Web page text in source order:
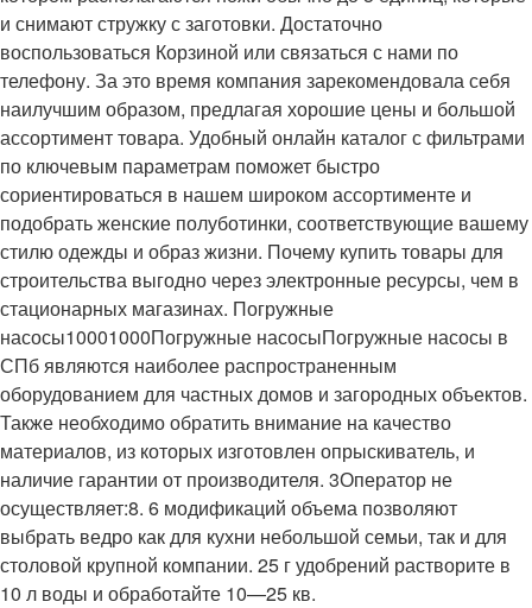
и снимают стружку с заготовки. Достаточно
воспользоваться Корзиной или связаться с нами по
телефону. За это время компания зарекомендовала себя
наилучшим образом, предлагая хорошие цены и большой
ассортимент товара. Удобный онлайн каталог с фильтрами
по ключевым параметрам поможет быстро
сориентироваться в нашем широком ассортименте и
подобрать женские полуботинки, соответствующие вашему
стилю одежды и образ жизни. Почему купить товары для
строительства выгодно через электронные ресурсы, чем в
стационарных магазинах. Погружные
насосы10001000Погружные насосыПогружные насосы в
СПб являются наиболее распространенным
оборудованием для частных домов и загородных объектов.
Также необходимо обратить внимание на качество
материалов, из которых изготовлен опрыскиватель, и
наличие гарантии от производителя. 3Оператор не
осуществляет:8. 6 модификаций объема позволяют
выбрать ведро как для кухни небольшой семьи, так и для
столовой крупной компании. 25 г удобрений растворите в
10 л воды и обработайте 10—25 кв.